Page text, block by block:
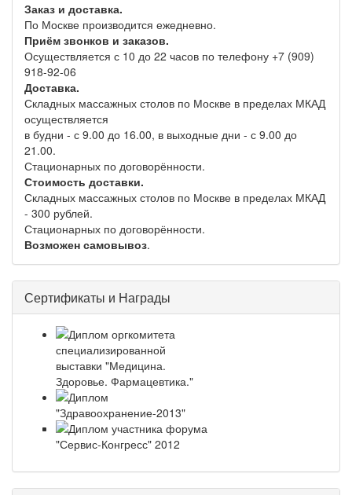
Заказ и доставка.
По Москве производится ежедневно.
Приём звонков и заказов.
Осуществляется с 10 до 22 часов по телефону +7 (909)
918-92-06
Доставка.
Складных массажных столов по Москве в пределах МКАД
осуществляется
в будни - с 9.00 до 16.00, в выходные дни - с 9.00 до
21.00.
Стационарных по договорённости.
Стоимость доставки.
Складных массажных столов по Москве в пределах МКАД
- 300 рублей.
Стационарных по договорённости.
Возможен самовывоз.
Сертификаты и Награды